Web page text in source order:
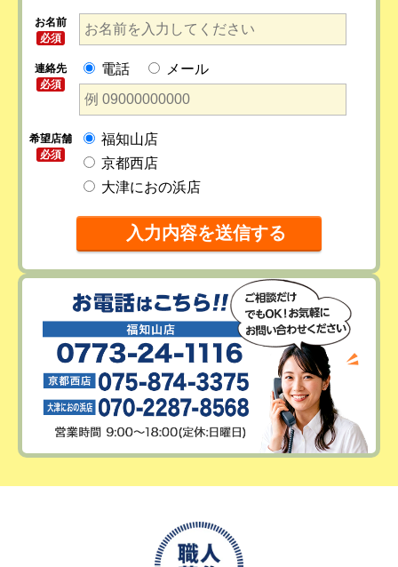
お名前
必須
連絡先
必須
電話 メール
希望店舗
必須
福知山店
京都西店
大津におの浜店